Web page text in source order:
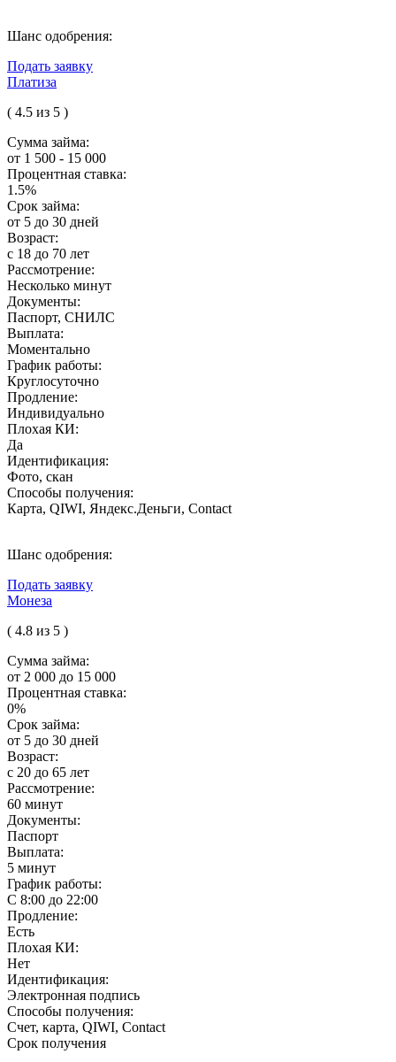
Шанс одобрения:
Подать заявку
Платиза
( 4.5 из 5 )
Сумма займа:
от 1 500 - 15 000
Процентная ставка:
1.5%
Срок займа:
от 5 до 30 дней
Возраст:
с 18 до 70 лет
Рассмотрение:
Несколько минут
Документы:
Паспорт, СНИЛС
Выплата:
Моментально
График работы:
Круглосуточно
Продление:
Индивидуально
Плохая КИ:
Да
Идентификация:
Фото, скан
Способы получения:
Карта, QIWI, Яндекс.Деньги, Contact
Шанс одобрения:
Подать заявку
Монеза
( 4.8 из 5 )
Сумма займа:
от 2 000 до 15 000
Процентная ставка:
0%
Срок займа:
от 5 до 30 дней
Возраст:
с 20 до 65 лет
Рассмотрение:
60 минут
Документы:
Паспорт
Выплата:
5 минут
График работы:
С 8:00 до 22:00
Продление:
Есть
Плохая КИ:
Нет
Идентификация:
Электронная подпись
Способы получения:
Счет, карта, QIWI, Contact
Срок получения